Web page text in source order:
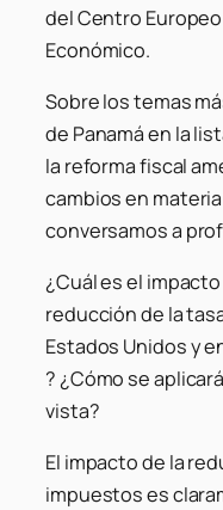
del Centro
Económico.
Sobre los temas
de Panamá en la
la reforma fiscal
cambios en
conversamos a
¿Cuál es el
reducción de la
Estados Unidos y
? ¿Cómo se
vista?
El impacto de la
impuestos es